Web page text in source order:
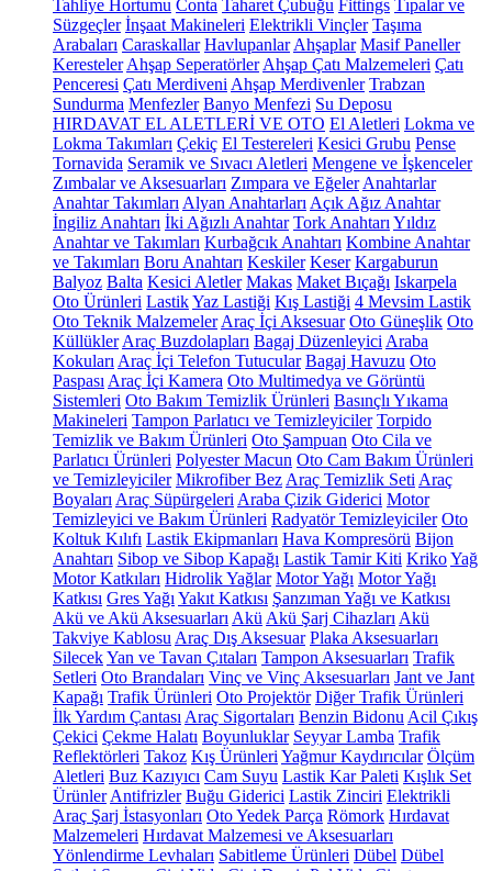
Tahliye Hortumu Conta Taharet Çubuğu Fittings Tıpalar ve
Süzgeçler İnşaat Makineleri Elektrikli Vinçler Taşıma
Arabaları Caraskallar Havlupanlar Ahşaplar Masif Paneller
Keresteler Ahşap Seperatörler Ahşap Çatı Malzemeleri Çatı
Penceresi Çatı Merdiveni Ahşap Merdivenler Trabzan
Sundurma Menfezler Banyo Menfezi Su Deposu
HIRDAVAT EL ALETLERİ VE OTO El Aletleri Lokma ve
Lokma Takımları Çekiç El Testereleri Kesici Grubu Pense
Tornavida Seramik ve Sıvacı Aletleri Mengene ve İşkenceler
Zımbalar ve Aksesuarları Zımpara ve Eğeler Anahtarlar
Anahtar Takımları Alyan Anahtarları Açık Ağız Anahtar
İngiliz Anahtarı İki Ağızlı Anahtar Tork Anahtarı Yıldız
Anahtar ve Takımları Kurbağcık Anahtarı Kombine Anahtar
ve Takımları Boru Anahtarı Keskiler Keser Kargaburun
Balyoz Balta Kesici Aletler Makas Maket Bıçağı Iskarpela
Oto Ürünleri LastikYaz Lastiği Kış Lastiği 4 Mevsim Lastik
Oto Teknik Malzemeler Araç İçi Aksesuar Oto Güneşlik Oto
Küllükler Araç Buzdolapları Bagaj Düzenleyici Araba
Kokuları Araç İçi Telefon Tutucular Bagaj Havuzu Oto
Paspası Araç İçi Kamera Oto Multimedya ve Görüntü
Sistemleri Oto Bakım Temizlik Ürünleri Basınçlı Yıkama
Makineleri Tampon Parlatıcı ve Temizleyiciler Torpido
Temizlik ve Bakım Ürünleri Oto Şampuan Oto Cila ve
Parlatıcı Ürünleri Polyester Macun Oto Cam Bakım Ürünleri
ve Temizleyiciler Mikrofiber Bez Araç Temizlik Seti Araç
Boyaları Araç Süpürgeleri Araba Çizik Giderici Motor
Temizleyici ve Bakım Ürünleri Radyatör Temizleyiciler Oto
Koltuk Kılıfı Lastik Ekipmanları Hava Kompresörü Bijon
Anahtarı Sibop ve Sibop Kapağı Lastik Tamir Kiti KrikoYağ
Motor Katkıları Hidrolik Yağlar Motor Yağı Motor Yağı
Katkısı Gres Yağı Yakıt Katkısı Şanzıman Yağı ve Katkısı
Akü ve Akü Aksesuarları Akü Akü Şarj Cihazları Akü
Takviye Kablosu Araç Dış Aksesuar Plaka Aksesuarları
SilecekYan ve Tavan Çıtaları Tampon Aksesuarları Trafik
Setleri Oto Brandaları Vinç ve Vinç Aksesuarları Jant ve Jant
Kapağı Trafik Ürünleri Oto Projektör Diğer Trafik Ürünleri
İlk Yardım Çantası Araç Sigortaları Benzin Bidonu Acil Çıkış
Çekici Çekme Halatı Boyunluklar Seyyar Lamba Trafik
Reflektörleri Takoz Kış Ürünleri Yağmur Kaydırıcılar Ölçüm
Aletleri Buz Kazıyıcı Cam Suyu Lastik Kar Paleti Kışlık Set
Ürünler Antifrizler Buğu Giderici Lastik Zinciri Elektrikli
Araç Şarj İstasyonları Oto Yedek Parça Römork Hırdavat
Malzemeleri Hırdavat Malzemesi ve Aksesuarları
Yönlendirme Levhaları Sabitleme Ürünleri Dübel Dübel